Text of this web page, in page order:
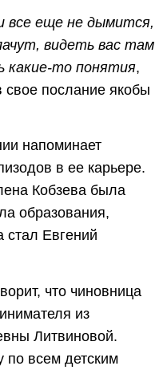
все еще не дымится,
видеть вас там
то понятия,
послание якобы
напоминает
в ее карьере.
Кобзева была
образования,
стал Евгений
что чиновница
из
Литвиновой.
по всем детским